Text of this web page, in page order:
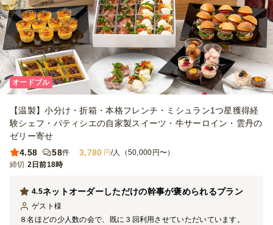
オードブル
【温製】小分け・折箱・本格フレンチ・ミシュラン1つ星獲得経
験シェフ・パティシエの自家製スイーツ・牛サーロイン・雲丹の
ゼリー寄せ
4.58
58件 3,780 円/人（50,000円〜）
締切 2日前18時
ネットオーダーしただけの幹事が褒められるプラン
4.5
ゲスト 様
８名ほどの少人数の会で、既に３回利用させていただいています。